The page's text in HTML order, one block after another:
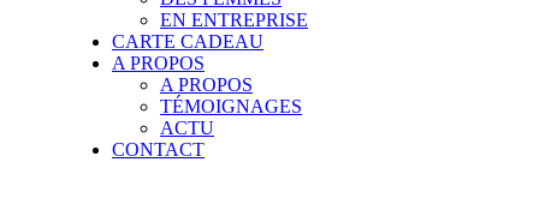
EN ENTREPRISE
CARTE CADEAU
A PROPOS
A PROPOS
TÉMOIGNAGES
ACTU
CONTACT